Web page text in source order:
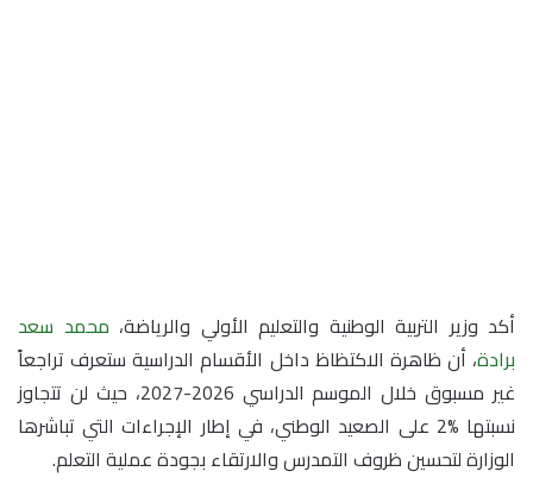
أكد وزير التربية الوطنية والتعليم الأولي والرياضة، محمد سعد
برادة، أن ظاهرة الاكتظاظ داخل الأقسام الدراسية ستعرف تراجعاً
غير مسبوق خلال الموسم الدراسي 2026-2027، حيث لن تتجاوز
نسبتها % 2 على الصعيد الوطني، في إطار الإجراءات التي تباشرها
الوزارة لتحسين ظروف التمدرس والارتقاء بجودة عملية التعلم.